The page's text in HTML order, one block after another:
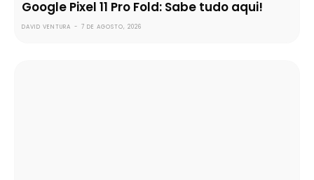
Google Pixel 11 Pro Fold: Sabe tudo aqui!
DAVID VENTURA - 7 DE AGOSTO, 2026